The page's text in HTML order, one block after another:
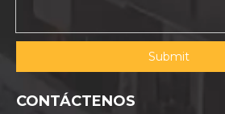
Submit
CONTÁCTENOS